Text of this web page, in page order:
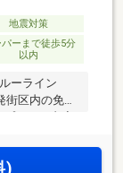
地震対策
パーまで徒歩5分
以内
ーライン
区内の免震
ラン。内廊
)